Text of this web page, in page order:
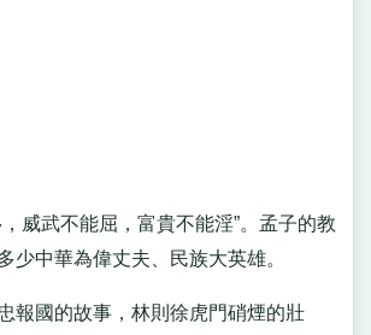
武不能屈，富貴不能淫”。孟子的教
少中華為偉丈夫、民族大英雄。
國的故事，林則徐虎門硝煙的壯